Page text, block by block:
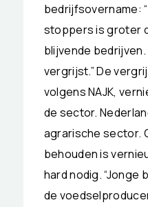
bedrijfsovername:
stoppers is groter
blijvende
vergrijst.” De
volgens NAJK,
de sector.
agrarische sector.
behouden is
hard nodig. “Jonge
de